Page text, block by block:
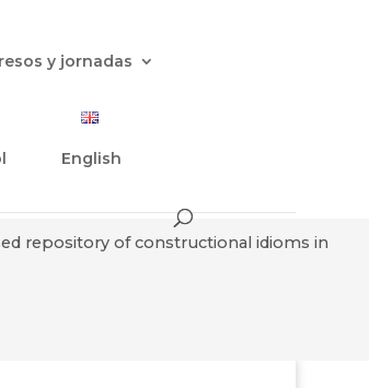
repository of constructional idioms in
y jornadas
English